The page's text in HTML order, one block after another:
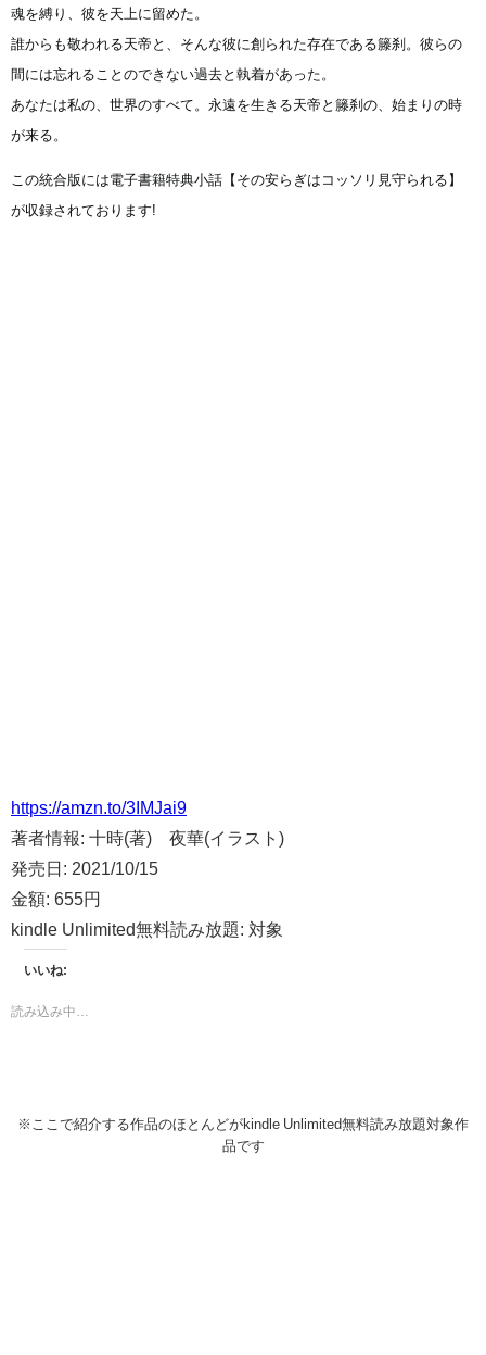
魂を縛り、彼を天上に留めた。
誰からも敬われる天帝と、そんな彼に創られた存在である籐刹。彼らの
間には忘れることのできない過去と執着があった。
あなたは私の、世界のすべて。永遠を生きる天帝と籐刹の、始まりの時
が来る。
この統合版には電子書籍特典小話【その安らぎはコッソリ見守られる】
が収録されております!
https://amzn.to/3IMJai9
著者情報: 十時(著) 夜華(イラスト)
発売日: 2021/10/15
金額: 655円
kindle Unlimited無料読み放題: 対象
いいね:
読み込み中…
※ここで紹介する作品のほとんどがkindle Unlimited無料読み放題対象作
品です